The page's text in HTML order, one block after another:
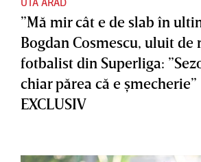
”Mă mir cât e de slab în
Bogdan Cosmescu, uluit de
fotbalist din Superliga:
chiar părea că e şmecherie”
EXCLUSIV